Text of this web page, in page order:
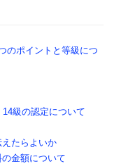
のポイントと等級につ
級の認定について
たらよいか
金額について